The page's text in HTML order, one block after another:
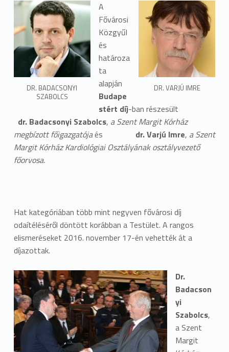
DR. BADACSONYI
SZABOLCS
DR. VARJÚ IMRE
A
Fővárosi
Közgyűl
és
határoza
ta
alapján
Budape
stért díj-ban részesült
dr. Badacsonyi Szabolcs, a Szent Margit Kórház
megbízott főigazgatójaés dr. Varjú Imre, a Szent
Margit Kórház Kardiológiai Osztályának osztályvezető
főorvosa.
Hat kategóriában több mint negyven fővárosi díj
odaítéléséről döntött korábban a Testület. A rangos
elismeréseket 2016. november 17-én vehették át a
díjazottak.
Dr.
Badacson
yi
Szabolcs,
a Szent
Margit